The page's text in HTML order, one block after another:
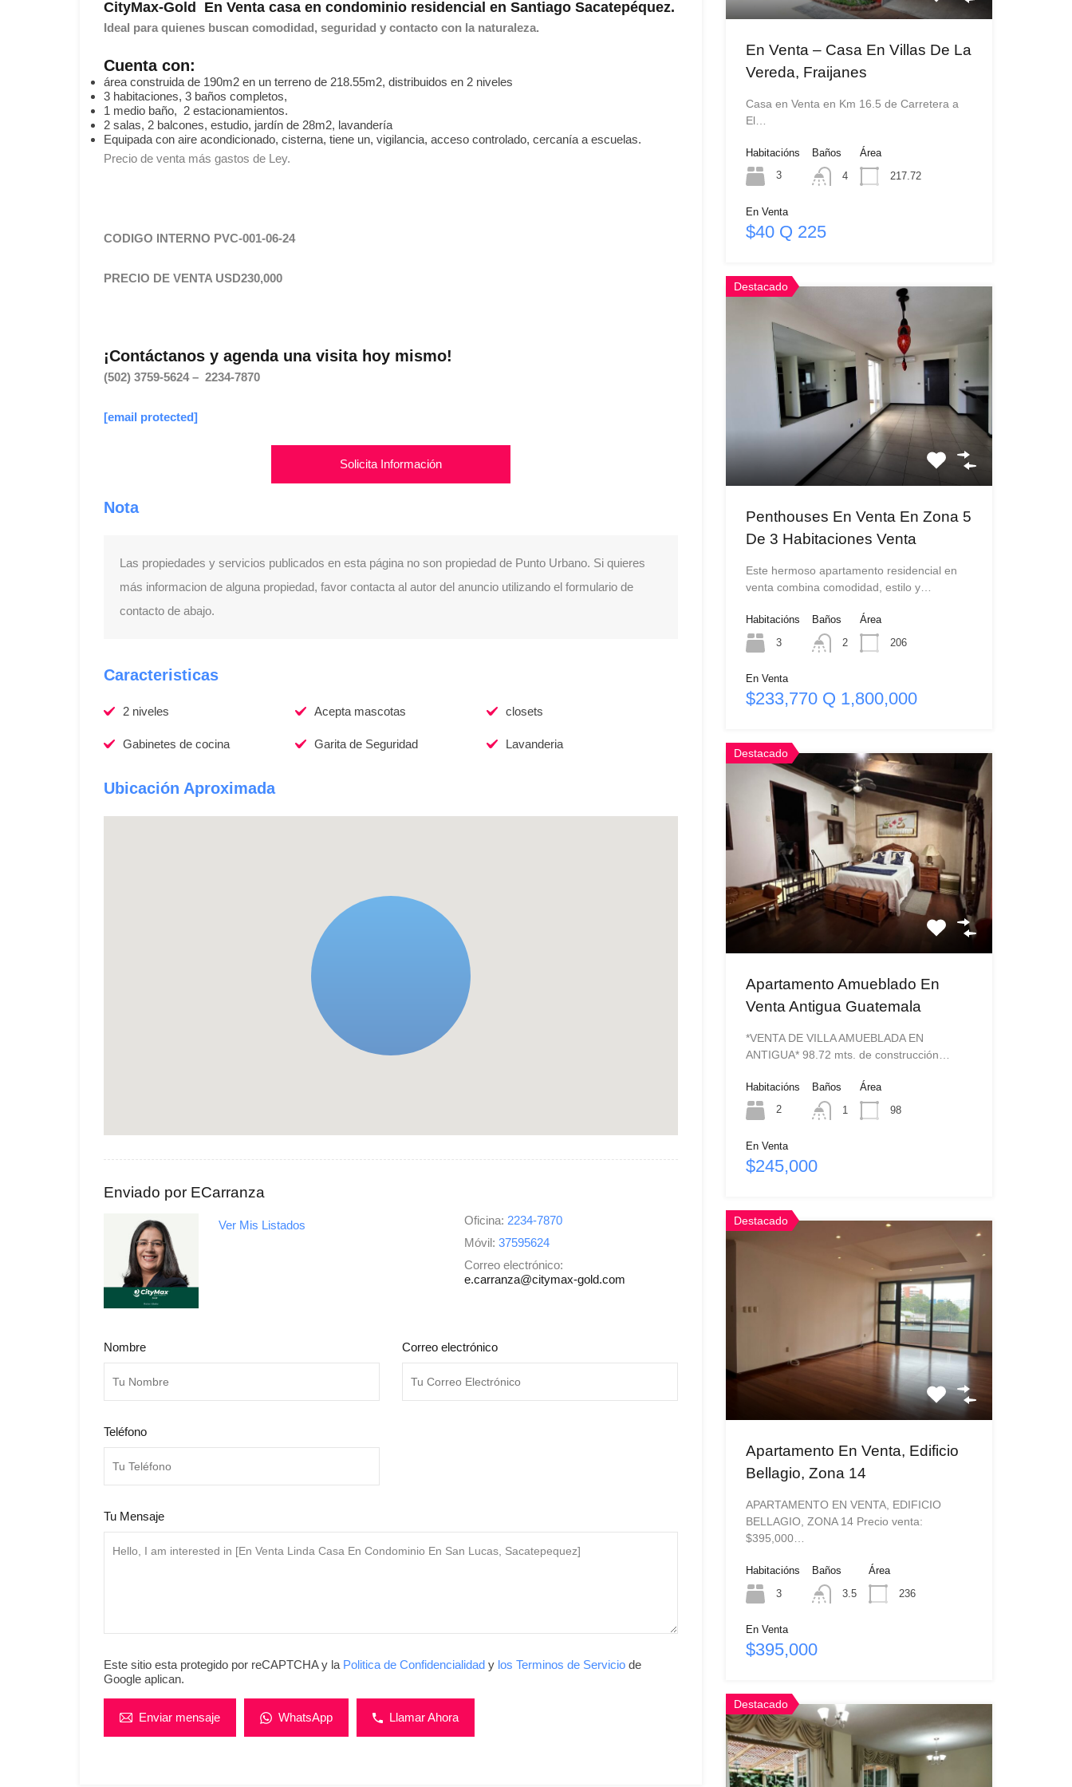
CityMax-Gold En Venta casa en condominio residencial en Santiago Sacatepéquez.
Ideal para quienes buscan comodidad, seguridad y contacto con la naturaleza.
Cuenta con:
área construida de 190m2 en un terreno de 218.55m2, distribuidos en 2 niveles
3 habitaciones, 3 baños completos,
1 medio baño, 2 estacionamientos.
2 salas, 2 balcones, estudio, jardín de 28m2, lavandería
Equipada con aire acondicionado, cisterna, tiene un, vigilancia, acceso controlado, cercanía a escuelas.
Precio de venta más gastos de Ley.
CODIGO INTERNO PVC-001-06-24
PRECIO DE VENTA USD230,000
¡Contáctanos y agenda una visita hoy mismo!
(502) 3759-5624 – 2234-7870
[email protected]
Solicita Información
Nota
Las propiedades y servicios publicados en esta página no son propiedad de Punto Urbano. Si quieres
más informacion de alguna propiedad, favor contacta al autor del anuncio utilizando el formulario de
contacto de abajo.
Caracteristicas
2 niveles Acepta mascotas closets
Gabinetes de cocina Garita de Seguridad Lavanderia
Ubicación Aproximada
Enviado por ECarranza
Ver Mis Listados Oficina: 2234-7870
Móvil: 37595624
Correo electrónico:
e.carranza@citymax-gold.com
Nombre Correo electrónico
Teléfono
Tu Mensaje
Este sitio esta protegido por reCAPTCHA y la Politica de Confidencialidad y los Terminos de Servicio de
Google aplican.
Enviar mensaje WhatsApp Llamar Ahora
En Venta – Casa En Villas De La
Vereda, Fraijanes
Casa en Venta en Km 16.5 de Carretera a
El…
Habitacións
3
Baños
4
Área
217.72
En Venta
$40 Q 225
Destacado
Penthouses En Venta En Zona 5
De 3 Habitaciones Venta
Este hermoso apartamento residencial en
venta combina comodidad, estilo y…
Habitacións
3
Baños
2
Área
206
En Venta
$233,770 Q 1,800,000
Destacado
Apartamento Amueblado En
Venta Antigua Guatemala
*VENTA DE VILLA AMUEBLADA EN
ANTIGUA* 98.72 mts. de construcción…
Habitacións
2
Baños
1
Área
98
En Venta
$245,000
Destacado
Apartamento En Venta, Edificio
Bellagio, Zona 14
APARTAMENTO EN VENTA, EDIFICIO
BELLAGIO, ZONA 14 Precio venta:
$395,000…
Habitacións
3
Baños
3.5
Área
236
En Venta
$395,000
Destacado